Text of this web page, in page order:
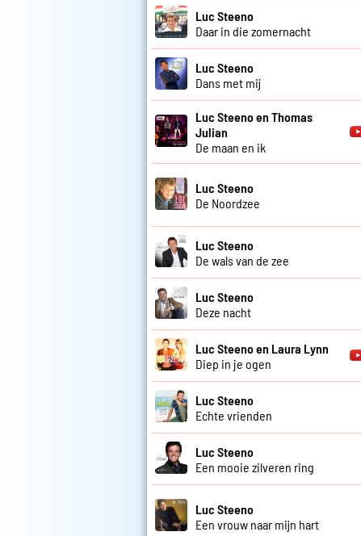
Luc Steeno
Daar in die zomernacht
Luc Steeno
Dans met mij
Luc Steeno en Thomas
Julian
De maan en ik
Luc Steeno
De Noordzee
Luc Steeno
De wals van de zee
Luc Steeno
Deze nacht
Luc Steeno en Laura Lynn
Diep in je ogen
Luc Steeno
Echte vrienden
Luc Steeno
Een mooie zilveren ring
Luc Steeno
Een vrouw naar mijn hart